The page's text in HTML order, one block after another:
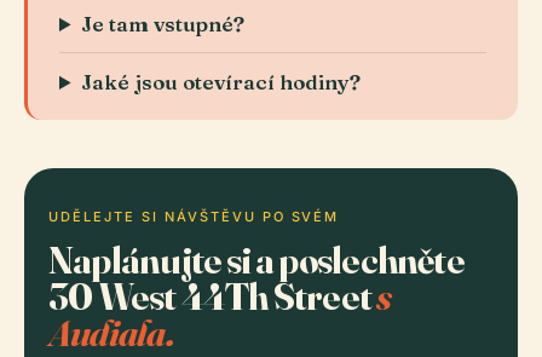
Je tam vstupné?
Jaké jsou otevírací hodiny?
UDĚLEJTE SI NÁVŠTĚVU PO SVÉM
Naplánujte si a poslechněte
30 West 44Th Streets
Audiala.